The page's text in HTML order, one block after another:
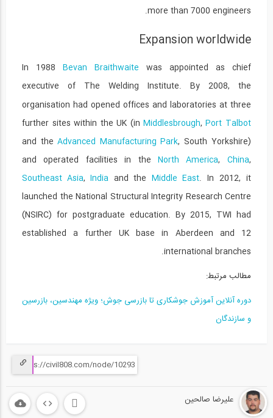
more than 7000 engineers.
Expansion worldwide
In 1988 Bevan Braithwaite was appointed as chief
executive of The Welding Institute. By 2008, the
organisation had opened offices and laboratories at three
further sites within the UK (in Middlesbrough, Port Talbot
and the Advanced Manufacturing Park, South Yorkshire)
and operated facilities in the North America, China,
Southeast Asia, India and the Middle East. In 2012, it
launched the National Structural Integrity Research Centre
(NSIRC) for postgraduate education. By 2015, TWI had
established a further UK base in Aberdeen and 12
international branches.
مطالب مرتبط:
دوره آنلاين آموزش جوشکاری تا بازرسی جوش؛ ویژه مهندسین، بازرسین
و سازندگان
علیرضا صالحین